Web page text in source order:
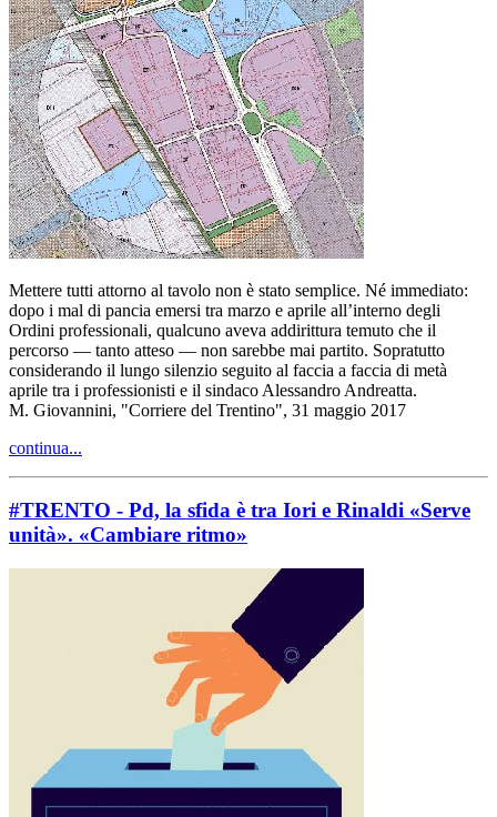
Mettere tutti attorno al tavolo non è stato semplice. Né immediato:
dopo i mal di pancia emersi tra marzo e aprile all’interno degli
Ordini professionali, qualcuno aveva addirittura temuto che il
percorso — tanto atteso — non sarebbe mai partito. Sopratutto
considerando il lungo silenzio seguito al faccia a faccia di metà
aprile tra i professionisti e il sindaco Alessandro Andreatta.
M. Giovannini, "Corriere del Trentino", 31 maggio 2017
continua...
#TRENTO - Pd, la sfida è tra Iori e Rinaldi «Serve
unità». «Cambiare ritmo»